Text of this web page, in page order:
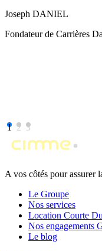
Joseph DANIEL
Fondateur de Carrières
1 2 3
A vos côtés pour assurer
Le Groupe
Nos services
Location Courte
Nos engagements
Le blog